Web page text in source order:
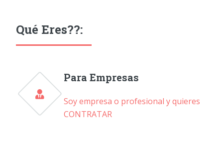
Qué Eres??:
Para Empresas
Soy empresa o profesional y quieres
CONTRATAR